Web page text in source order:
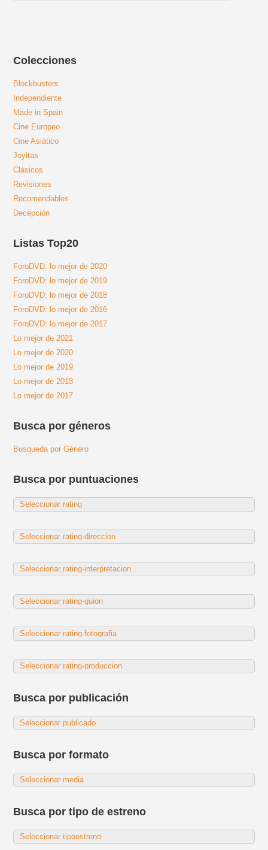
Colecciones
Blockbusters
Independiente
Made in Spain
Cine Europeo
Cine Asiático
Joyitas
Clásicos
Revisiones
Recomendables
Decepción
Listas Top20
ForoDVD: lo mejor de 2020
ForoDVD: lo mejor de 2019
ForoDVD: lo mejor de 2018
ForoDVD: lo mejor de 2016
ForoDVD: lo mejor de 2017
Lo mejor de 2021
Lo mejor de 2020
Lo mejor de 2019
Lo mejor de 2018
Lo mejor de 2017
Busca por géneros
Busqueda por Género
Busca por puntuaciones
Busca por publicación
Busca por formato
Busca por tipo de estreno